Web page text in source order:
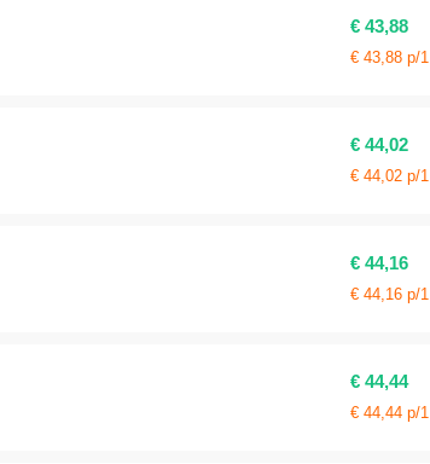
€ 43,88
€ 43,88 p/1
€ 44,02
€ 44,02 p/1
€ 44,16
€ 44,16 p/1
€ 44,44
€ 44,44 p/1